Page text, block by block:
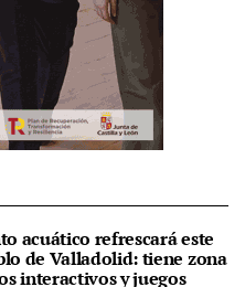
acuático refrescará este
de Valladolid: tiene zona
interactivos y juegos